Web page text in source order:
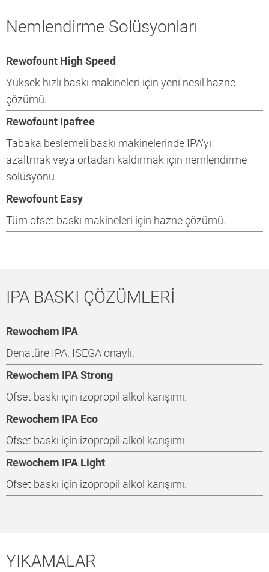
Nemlendirme Solüsyonları
Rewofount High Speed
Yüksek hızlı baskı makineleri için yeni nesil hazne
çözümü.
Rewofount Ipafree
Tabaka beslemeli baskı makinelerinde IPA'yı
azaltmak veya ortadan kaldırmak için nemlendirme
solüsyonu.
Rewofount Easy
Tüm ofset baskı makineleri için hazne çözümü.
IPA BASKI ÇÖZÜMLERİ
Rewochem IPA
Denatüre IPA. ISEGA onaylı.
Rewochem IPA Strong
Ofset baskı için izopropil alkol karışımı.
Rewochem IPA Eco
Ofset baskı için izopropil alkol karışımı.
Rewochem IPA Light
Ofset baskı için izopropil alkol karışımı.
YIKAMALAR